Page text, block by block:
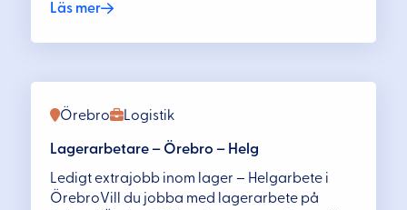
Läs mer
Logistik
Örebro
Lagerarbetare – Örebro – Helg
Ledigt extrajobb inom lager – Helgarbete i
ÖrebroVill du jobba med lagerarbete på